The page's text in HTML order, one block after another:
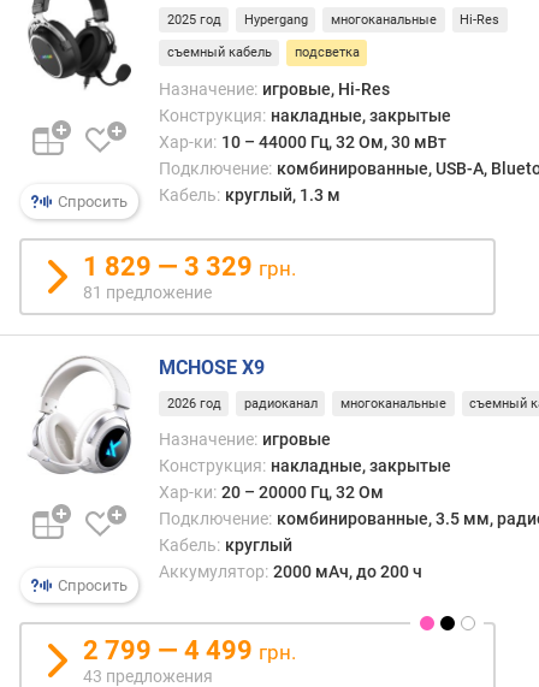
о
н
с
р
у
ц
и
я
ф
о
р
м
а
к
о
п
у
а
T
S
Спросить
2025 год Hypergang многоканальные Hi-Res
съемный кабель подсветка
Назначение: игровые, Hi-Res
Конструкция: накладные, закрытые
Хар-ки: 10 – 44000 Гц, 32 Ом, 30 мВт
Подключение: комбинированные, USB-A,
Кабель: круглый, 1.3 м
1 829 — 3 329 грн.
81 предложение
Спросить
MCHOSE X9
2026 год радиоканал многоканальные съемный
Назначение: игровые
Конструкция: накладные, закрытые
Хар-ки: 20 – 20000 Гц, 32 Ом
Подключение: комбинированные, 3.5 мм,
Кабель: круглый
Аккумулятор: 2000 мАч, до 200 ч
2 799 — 4 499 грн.
43 предложения